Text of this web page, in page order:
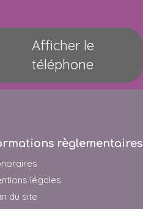
Afficher le
téléphone
règlementaires
légales
du site